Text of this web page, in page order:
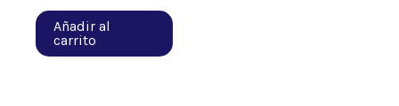
Añadir al
carrito